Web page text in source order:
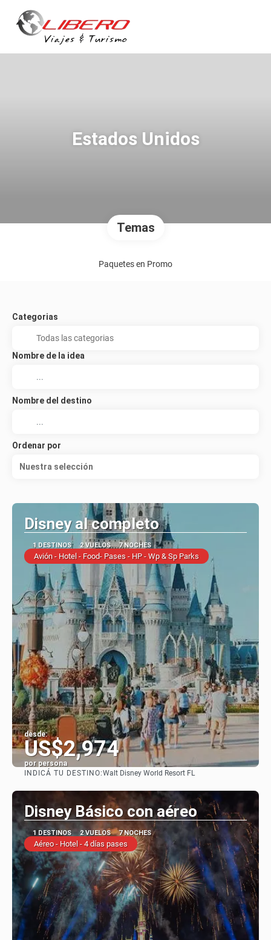
Estados Unidos
Temas
Paquetes en Promo
Categorias
Nombre de la idea
Nombre del destino
Ordenar por
Nuestra selección
Disney al completo
1 DESTINOS 2 VUELOS 7 NOCHES
Avión - Hotel - Food- Pases - HP - Wp & Sp Parks
desde:
US$2,974
por persona
Ver
INDICÁ TU DESTINO:Walt Disney World Resort FL
Disney Básico con aéreo
1 DESTINOS 2 VUELOS 7 NOCHES
Aéreo - Hotel - 4 días pases